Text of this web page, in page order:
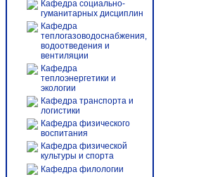
Кафедра социально-
гуманитарных дисциплин
Кафедра
теплогазоводоснабжения,
водоотведения и
вентиляции
Кафедра
теплоэнергетики и
экологии
Кафедра транспорта и
логистики
Кафедра физического
воспитания
Кафедра физической
культуры и спорта
Кафедра филологии